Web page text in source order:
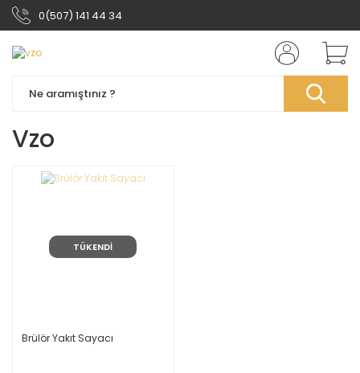
0(507) 141 44 34
Vzo
TÜKENDİ
Brülör Yakıt Sayacı